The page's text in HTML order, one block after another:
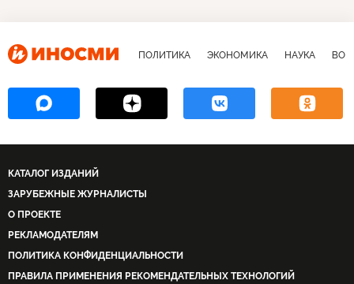
ПОЛИТИКА ЭКОНОМИКА НАУКА
КАТАЛОГ ИЗДАНИЙ
ЗАРУБЕЖНЫЕ ЖУРНАЛИСТЫ
О ПРОЕКТЕ
РЕКЛАМОДАТЕЛЯМ
ПОЛИТИКА КОНФИДЕНЦИАЛЬНОСТИ
ПРАВИЛА ПРИМЕНЕНИЯ РЕКОМЕНДАТЕЛЬНЫХ ТЕХНОЛОГИЙ